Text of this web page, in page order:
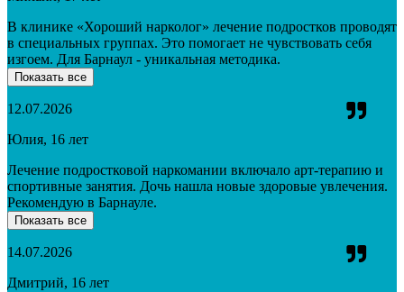
В клинике «Хороший нарколог» лечение подростков проводят
в специальных группах. Это помогает не чувствовать себя
изгоем. Для Барнаул - уникальная методика.
Показать все
12.07.2026
Юлия, 16 лет
Лечение подростковой наркомании включало арт-терапию и
спортивные занятия. Дочь нашла новые здоровые увлечения.
Рекомендую в Барнауле.
Показать все
14.07.2026
Дмитрий, 16 лет